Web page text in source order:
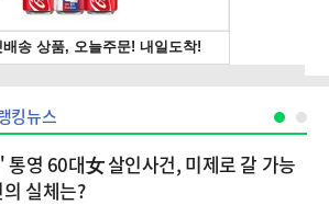
킹뉴스
영 60대女 살인사건, 미제로 갈 가능
실체는?